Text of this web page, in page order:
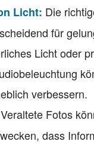
Licht: Die
für
Licht oder
verbessern.
Veraltete Fotos
dass